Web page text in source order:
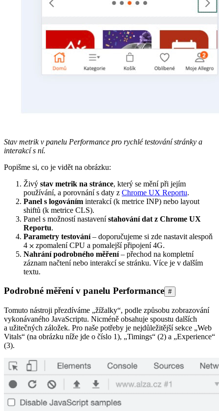
Stav metrik v panelu Performance pro rychlé testování stránky a
interakcí s ní.
Popišme si, co je vidět na obrázku:
Živý stav metrik na stránce, který se mění při jejím
používání, a porovnání s daty z Chrome UX Reportu.
Panel s logováním interakcí (k metrice INP) nebo layout
shiftů (k metrice CLS).
Panel s možností nastavenístahování dat z Chrome UX
Reportu.
Parametry testování– doporučujeme si zde nastavit alespoň
4 ⨉ zpomalení CPU a pomalejší připojení 4G.
Nahrání podrobného měření– přechod na kompletní
záznam načtení nebo interakcí se stránku. Více je v dalším
textu.
Podrobné měření v panelu Performance #
Tomuto nástroji přezdíváme „žížalky“, podle způsobu zobrazování
vykonávaného JavaScriptu. Nicméně obsahuje spoustu dalších
a užitečných záložek. Pro naše potřeby je nejdůležitější sekce „Web
Vitals“ (na obrázku níže jde o číslo 1), „Timings“ (2) a „Experience“
(3).